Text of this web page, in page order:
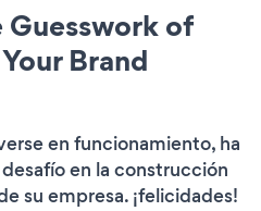
Guesswork of
Brand
en funcionamiento, ha
en la construcción
su empresa. ¡felicidades!